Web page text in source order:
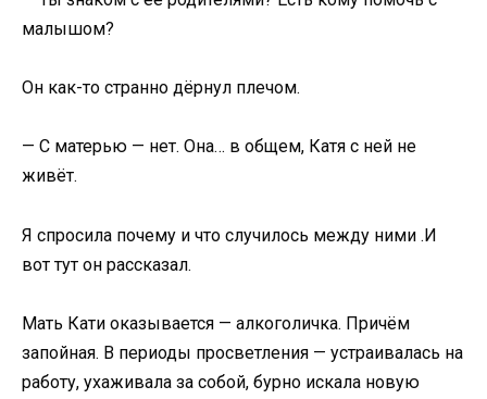
малышом?
Он как-то странно дёрнул плечом.
— С матерью — нет. Она… в общем, Катя с ней не
живёт.
Я спросила почему и что случилось между ними .И
вот тут он рассказал.
Мать Кати оказывается — алкоголичка. Причём
запойная. В периоды просветления — устраивалась на
работу, ухаживала за собой, бурно искала новую